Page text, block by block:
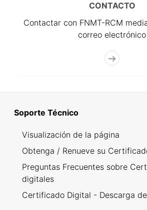
CONTACTO
Contactar con FNMT-RCM
correo electrónico
Soporte Técnico
Visualización de la página
Obtenga / Renueve su
Preguntas Frecuentes sobre
digitales
Certificado Digital - Descarga